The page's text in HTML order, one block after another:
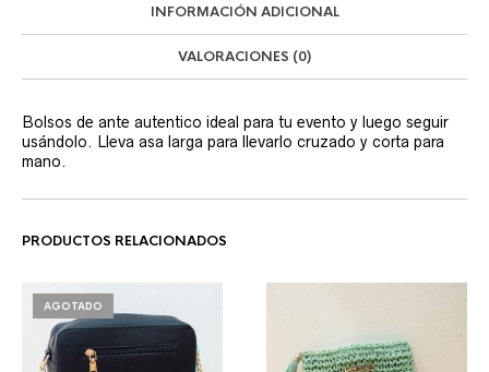
INFORMACIÓN ADICIONAL
VALORACIONES (0)
Bolsos de ante autentico ideal para tu evento y luego seguir
usándolo. Lleva asa larga para llevarlo cruzado y corta para
mano.
PRODUCTOS RELACIONADOS
AGOTADO